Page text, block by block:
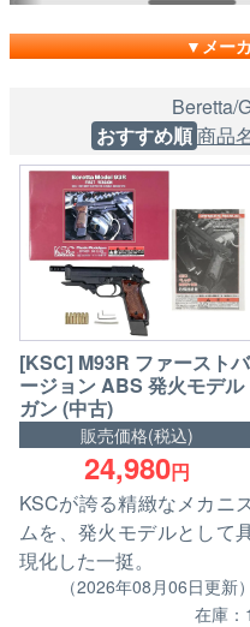
メー
Beretta/
おすすめ順商品
[KSC] M93R ファーストバ
ージョン ABS 発火モデル
ガン (中古)
販売価格(税込)
24,980円
KSCが誇る精緻なメカニ
ムを、発火モデルとして
現化した一挺。
（2026年08月06日更新）
在庫：1